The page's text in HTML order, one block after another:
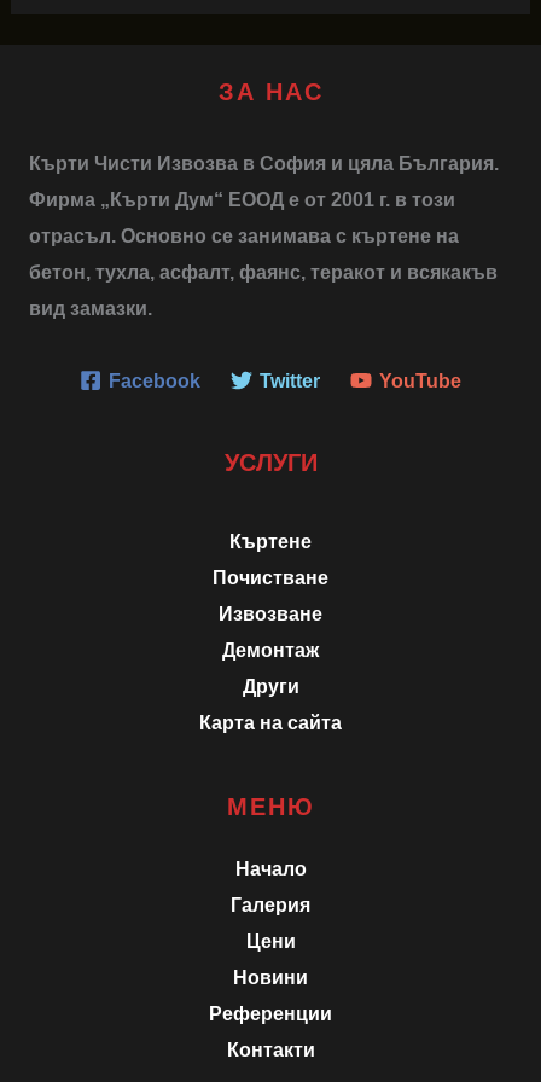
ЗА НАС
Кърти Чисти Извозва в София и цяла България.
Фирма „Кърти Дум“ ЕООД е от 2001 г. в този
отрасъл. Основно се занимава с къртене на
бетон, тухла, асфалт, фаянс, теракот и всякакъв
вид замазки.
Facebook Twitter YouTube
УСЛУГИ
Къртене
Почистване
Извозване
Демонтаж
Други
Карта на сайта
МЕНЮ
Начало
Галерия
Цени
Новини
Референции
Контакти